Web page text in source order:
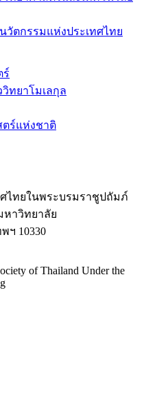
วัตกรรมแห่งประเทศไทย
ร์
ทยาโมเลกุล
ตร์แห่งชาติ
ไทยในพระบรมราชูปถัมภ์
าวิทยาลัย
ฯ 10330
of Thailand Under the